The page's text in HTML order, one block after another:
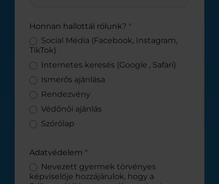
Honnan hallottál rólunk? *
Social Média (Facebook, Instagram,
TikTok)
Internetes keresés (Google , Safari)
Ismerős ajánlása
Rendezvény
Védőnői ajánlás
Szórólap
Adatvédelem *
Nevezett gyermek törvényes
képviselője hozzájárulok, hogy a